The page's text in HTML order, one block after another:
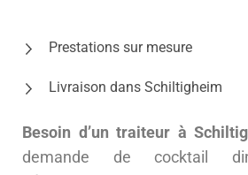
Prestations sur mesure
Livraison dans Schiltigheim
Besoin d’un traiteur à
demande de cocktail